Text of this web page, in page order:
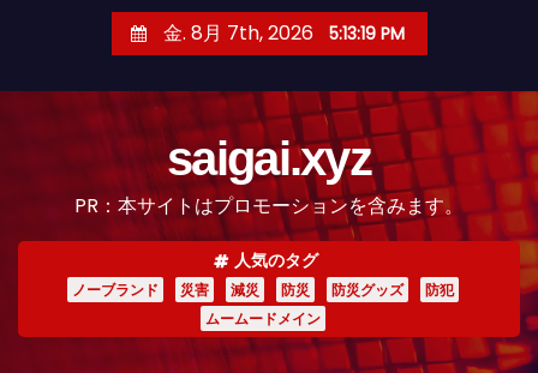
金. 8月 7th, 2026 5:13:20 PM
saigai.xyz
PR：本サイトはプロモーションを含みます。
人気のタグ
ノーブランド 災害 減災 防災 防災グッズ
防犯
ムームードメイン